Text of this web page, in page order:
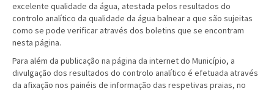
excelente qualidade da água, atestada pelos resultados do
controlo analítico da qualidade da água balnear a que são sujeitas
como se pode verificar através dos boletins que se encontram
nesta página.
Para além da publicação na página da internet do Município, a
divulgação dos resultados do controlo analítico é efetuada através
da afixação nos painéis de informação das respetivas praias, no